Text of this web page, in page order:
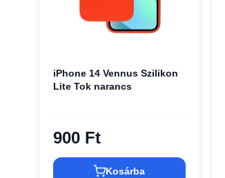
iPhone 14 Vennus Szilikon
Lite Tok narancs
900 Ft
Kosárba